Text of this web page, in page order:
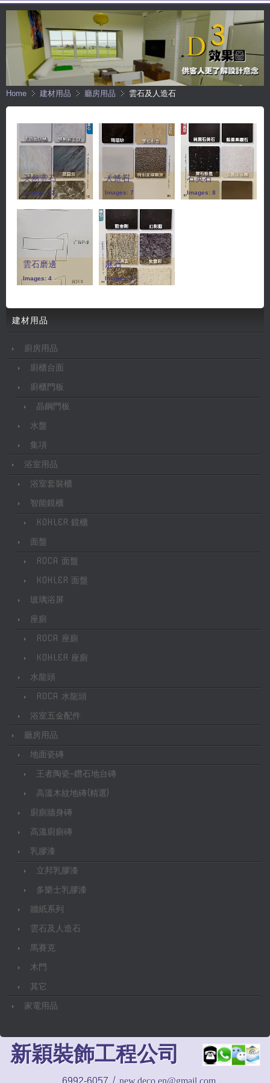
Home 建材用品 廳房用品 雲石及人造石
天然雲石
Images: 12
人造石
Images: 7
石英石
Images: 8
雲石磨邊
Images: 4
麻石
Images: 9
建材用品
廚房用品
廚櫃台面
廚櫃門板
晶鋼門板
水盤
集項
浴室用品
浴室套裝櫃
智能鏡櫃
KOHLER 鏡櫃
面盤
ROCA 面盤
KOHLER 面盤
玻璃浴屏
座廁
ROCA 座廁
KOHLER 座廁
水龍頭
ROCA 水龍頭
浴室五金配件
廳房用品
地面瓷磚
王者陶瓷-鑽石地台磚
高溫木紋地磚(精選)
廚廁牆身磚
高溫廚廁磚
乳膠漆
立邦乳膠漆
多樂士乳膠漆
牆紙系列
雲石及人造石
馬賽克
木門
其它
家電用品
新穎裝飾工程公司